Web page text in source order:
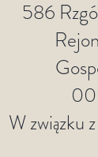
586
W związku